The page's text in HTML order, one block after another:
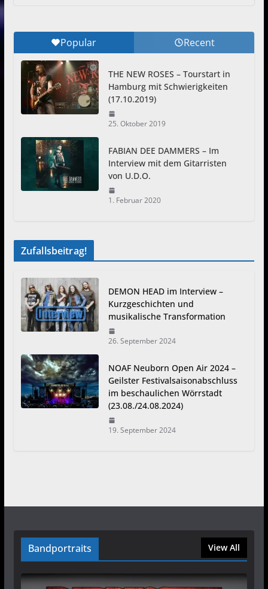
Popular Recent
THE NEW ROSES – Tourstart in
Hamburg mit Schwierigkeiten
(17.10.2019)
25. Oktober 2019
FABIAN DEE DAMMERS – Im
Interview mit dem Gitarristen
von U.D.O.
1. Februar 2020
Zufallsbeitrag!
DEMON HEAD im Interview –
Kurzgeschichten und
musikalische Transformation
26. September 2024
NOAF Neuborn Open Air 2024 –
Geilster Festivalsaisonabschluss
im beschaulichen Wörrstadt
(23.08./24.08.2024)
19. September 2024
Bandportraits View All